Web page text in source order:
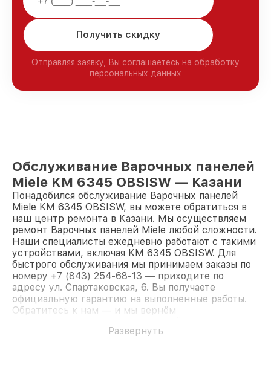
Получить скидку
Отправляя заявку, Вы соглашаетесь на обработку
персональных данных
Обслуживание Варочных панелей
Miele KM 6345 OBSISW — Казани
Понадобился обслуживание Варочных панелей
Miele KM 6345 OBSISW, вы можете обратиться в
наш центр ремонта в Казани. Мы осуществляем
ремонт Варочных панелей Miele любой сложности.
Наши специалисты ежедневно работают с такими
устройствами, включая KM 6345 OBSISW. Для
быстрого обслуживания мы принимаем заказы по
номеру +7 (843) 254-68-13 — приходите по
адресу ул. Спартаковская, 6. Вы получаете
официальную гарантию на выполненные работы.
Обратитесь к нам — и мы вернём
Развернуть